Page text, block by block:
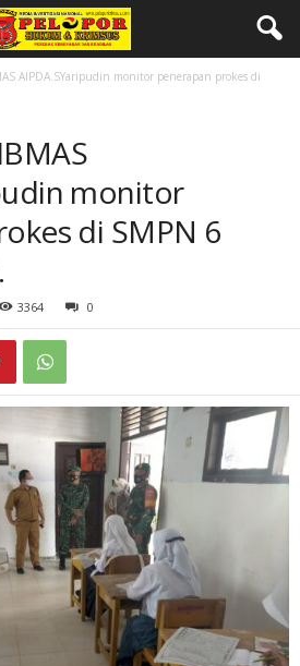
AIPDA.SYaripudin monitor penerapan prokes di
monitor
di SMPN 6
3364 0